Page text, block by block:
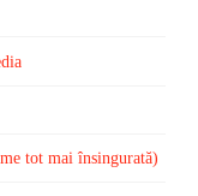
tot mai însingurată)